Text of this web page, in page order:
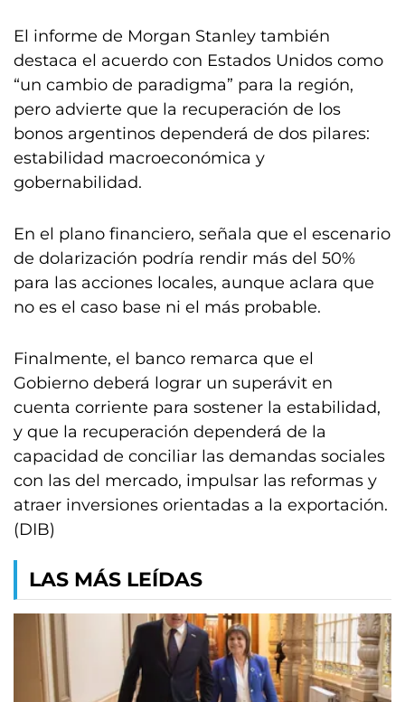
El informe de Morgan Stanley también
destaca el acuerdo con Estados Unidos como
“un cambio de paradigma” para la región,
pero advierte que la recuperación de los
bonos argentinos dependerá de dos pilares:
estabilidad macroeconómica y
gobernabilidad.
En el plano financiero, señala que el escenario
de dolarización podría rendir más del 50%
para las acciones locales, aunque aclara que
no es el caso base ni el más probable.
Finalmente, el banco remarca que el
Gobierno deberá lograr un superávit en
cuenta corriente para sostener la estabilidad,
y que la recuperación dependerá de la
capacidad de conciliar las demandas sociales
con las del mercado, impulsar las reformas y
atraer inversiones orientadas a la exportación.
(DIB)
LAS MÁS LEÍDAS